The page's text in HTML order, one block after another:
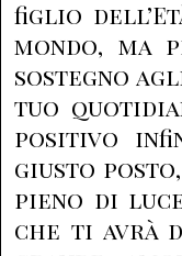
figlio
mondo, ma
sostegno
tuo
positivo
giusto
pieno di
che ti avrà